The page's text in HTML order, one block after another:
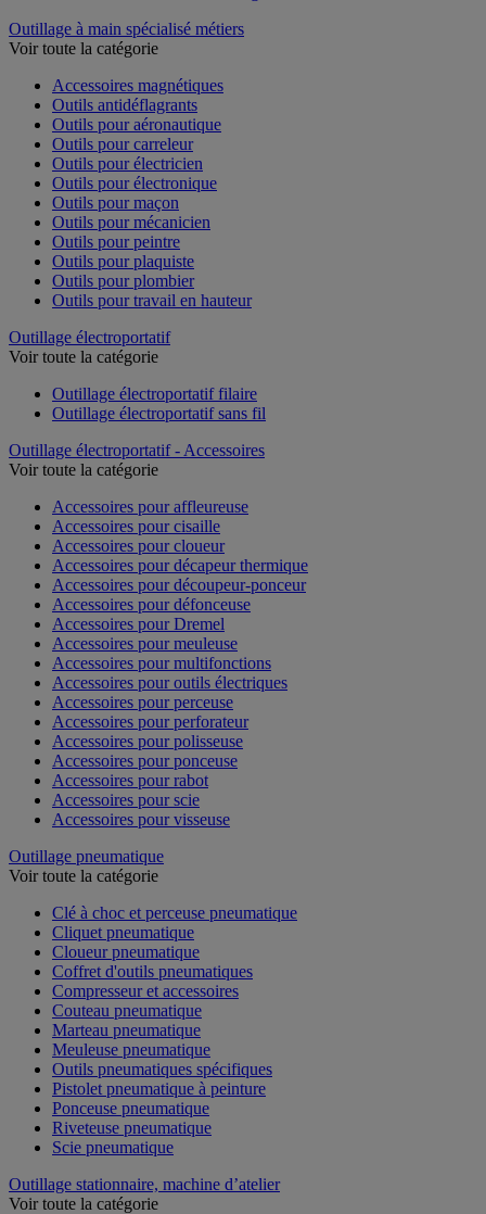
Outillage à main spécialisé métiers
Voir toute la catégorie
Accessoires magnétiques
Outils antidéflagrants
Outils pour aéronautique
Outils pour carreleur
Outils pour électricien
Outils pour électronique
Outils pour maçon
Outils pour mécanicien
Outils pour peintre
Outils pour plaquiste
Outils pour plombier
Outils pour travail en hauteur
Outillage électroportatif
Voir toute la catégorie
Outillage électroportatif filaire
Outillage électroportatif sans fil
Outillage électroportatif - Accessoires
Voir toute la catégorie
Accessoires pour affleureuse
Accessoires pour cisaille
Accessoires pour cloueur
Accessoires pour décapeur thermique
Accessoires pour découpeur-ponceur
Accessoires pour défonceuse
Accessoires pour Dremel
Accessoires pour meuleuse
Accessoires pour multifonctions
Accessoires pour outils électriques
Accessoires pour perceuse
Accessoires pour perforateur
Accessoires pour polisseuse
Accessoires pour ponceuse
Accessoires pour rabot
Accessoires pour scie
Accessoires pour visseuse
Outillage pneumatique
Voir toute la catégorie
Clé à choc et perceuse pneumatique
Cliquet pneumatique
Cloueur pneumatique
Coffret d'outils pneumatiques
Compresseur et accessoires
Couteau pneumatique
Marteau pneumatique
Meuleuse pneumatique
Outils pneumatiques spécifiques
Pistolet pneumatique à peinture
Ponceuse pneumatique
Riveteuse pneumatique
Scie pneumatique
Outillage stationnaire, machine d’atelier
Voir toute la catégorie